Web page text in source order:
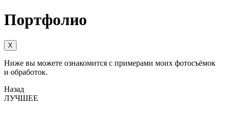
Портфолио
X
Ниже вы можете ознакомится с примерами моих фотосъёмок
и обработок.
Назад
ЛУЧШЕЕ